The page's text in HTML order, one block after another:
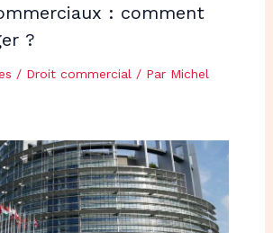
: comment
?
/ Droit commercial / Par Michel